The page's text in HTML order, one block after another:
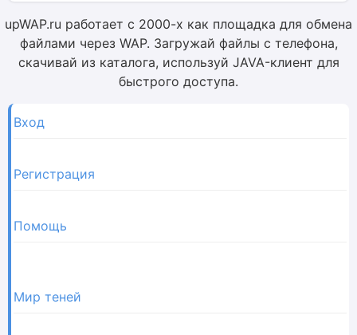
upWAP.ru работает с 2000-х как площадка для обмена
файлами через WAP. Загружай файлы с телефона,
скачивай из каталога, используй JAVA-клиент для
быстрого доступа.
Вход
Регистрация
Помощь
Мир теней